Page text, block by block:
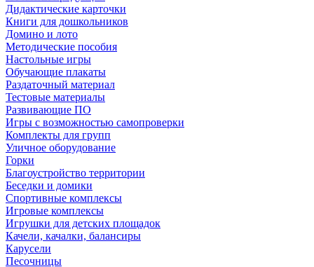
Дидактические карточки
Книги для дошкольников
Домино и лото
Методические пособия
Настольные игры
Обучающие плакаты
Раздаточный материал
Тестовые материалы
Развивающие ПО
Игры с возможностью самопроверки
Комплекты для групп
Уличное оборудование
Горки
Благоустройство территории
Беседки и домики
Спортивные комплексы
Игровые комплексы
Игрушки для детских площадок
Качели, качалки, балансиры
Карусели
Песочницы